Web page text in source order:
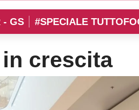
- GS #SPECIALE
crescita